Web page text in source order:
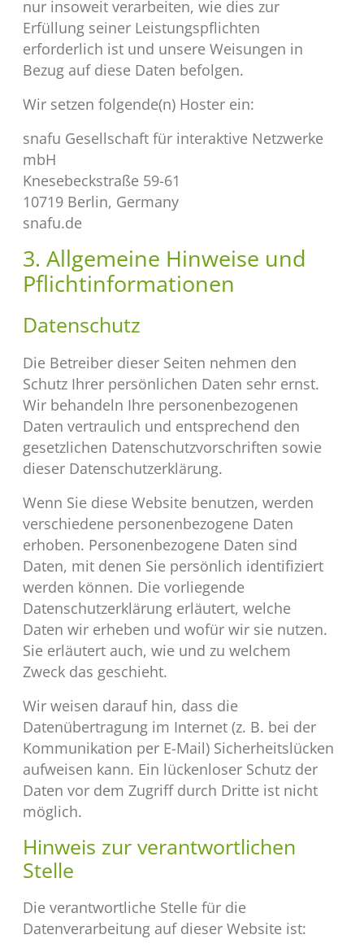
nur insoweit verarbeiten, wie dies zur
Erfüllung seiner Leistungspflichten
erforderlich ist und unsere Weisungen in
Bezug auf diese Daten befolgen.
Wir setzen folgende(n) Hoster ein:
snafu Gesellschaft für interaktive Netzwerke
mbH
Knesebeckstraße 59-61
10719 Berlin, Germany
snafu.de
3. Allgemeine Hinweise und
Pflicht­informationen
Datenschutz
Die Betreiber dieser Seiten nehmen den
Schutz Ihrer persönlichen Daten sehr ernst.
Wir behandeln Ihre personenbezogenen
Daten vertraulich und entsprechend den
gesetzlichen Datenschutzvorschriften sowie
dieser Datenschutzerklärung.
Wenn Sie diese Website benutzen, werden
verschiedene personenbezogene Daten
erhoben. Personenbezogene Daten sind
Daten, mit denen Sie persönlich identifiziert
werden können. Die vorliegende
Datenschutzerklärung erläutert, welche
Daten wir erheben und wofür wir sie nutzen.
Sie erläutert auch, wie und zu welchem
Zweck das geschieht.
Wir weisen darauf hin, dass die
Datenübertragung im Internet (z. B. bei der
Kommunikation per E-Mail) Sicherheitslücken
aufweisen kann. Ein lückenloser Schutz der
Daten vor dem Zugriff durch Dritte ist nicht
möglich.
Hinweis zur verantwortlichen
Stelle
Die verantwortliche Stelle für die
Datenverarbeitung auf dieser Website ist: